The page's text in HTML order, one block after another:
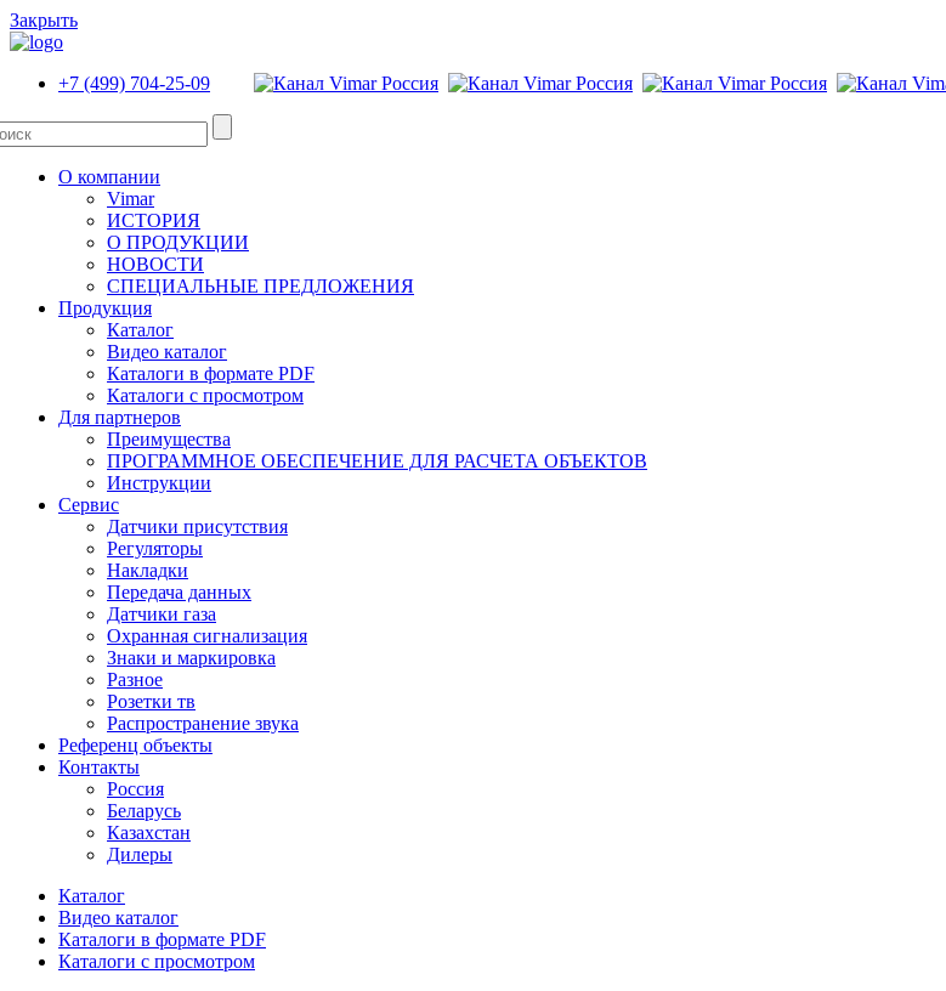
Закрыть
+7 (499) 704-25-09
О компании
Vimar
ИСТОРИЯ
О ПРОДУКЦИИ
НОВОСТИ
СПЕЦИАЛЬНЫЕ ПРЕДЛОЖЕНИЯ
Продукция
Каталог
Видео каталог
Каталоги в формате PDF
Каталоги с просмотром
Для партнеров
Преимущества
ПРОГРАММНОЕ ОБЕСПЕЧЕНИЕ ДЛЯ РАСЧЕТА ОБЪЕКТОВ
Инструкции
Сервис
Датчики присутствия
Регуляторы
Накладки
Передача данных
Датчики газа
Охранная сигнализация
Знаки и маркировка
Разное
Розетки тв
Распространение звука
Референц объекты
Контакты
Россия
Беларусь
Казахстан
Дилеры
Каталог
Видео каталог
Каталоги в формате PDF
Каталоги с просмотром